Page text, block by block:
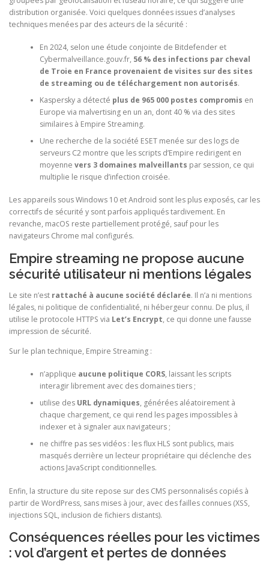
distribution organisée. Voici quelques données issues d’analyses
techniques menées par des acteurs de la sécurité :
En 2024, selon une étude conjointe de Bitdefender et
Cybermalveillance.gouv.fr, 56 % des infections par cheval
de Troie en France provenaient de visites sur des sites
de streaming ou de téléchargement non autorisés.
Kaspersky a détecté plus de 965 000 postes compromis en
Europe via malvertising en un an, dont 40 % via des sites
similaires à Empire Streaming.
Une recherche de la société ESET menée sur des logs de
serveurs C2 montre que les scripts d’Empire redirigent en
moyenne vers 3 domaines malveillants par session, ce qui
multiplie le risque d’infection croisée.
Les appareils sous Windows 10 et Android sont les plus exposés, car les
correctifs de sécurité y sont parfois appliqués tardivement. En
revanche, macOS reste partiellement protégé, sauf pour les
navigateurs Chrome mal configurés.
Empire streaming ne propose aucune
sécurité utilisateur ni mentions légales
Le site n’est rattaché à aucune société déclarée. Il n’a ni mentions
légales, ni politique de confidentialité, ni hébergeur connu. De plus, il
utilise le protocole HTTPS via Let’s Encrypt, ce qui donne une fausse
impression de sécurité.
Sur le plan technique, Empire Streaming :
n’applique aucune politique CORS, laissant les scripts
interagir librement avec des domaines tiers ;
utilise des URL dynamiques, générées aléatoirement à
chaque chargement, ce qui rend les pages impossibles à
indexer et à signaler aux navigateurs ;
ne chiffre pas ses vidéos : les flux HLS sont publics, mais
masqués derrière un lecteur propriétaire qui déclenche des
actions JavaScript conditionnelles.
Enfin, la structure du site repose sur des CMS personnalisés copiés à
partir de WordPress, sans mises à jour, avec des failles connues (XSS,
injections SQL, inclusion de fichiers distants).
Conséquences réelles pour les victimes
: vol d’argent et pertes de données